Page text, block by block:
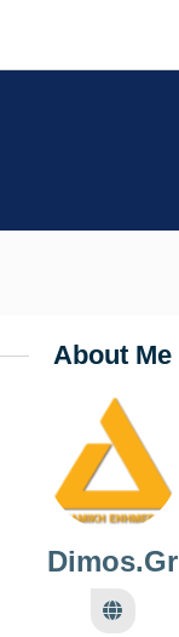
About Me
Dimos.gr